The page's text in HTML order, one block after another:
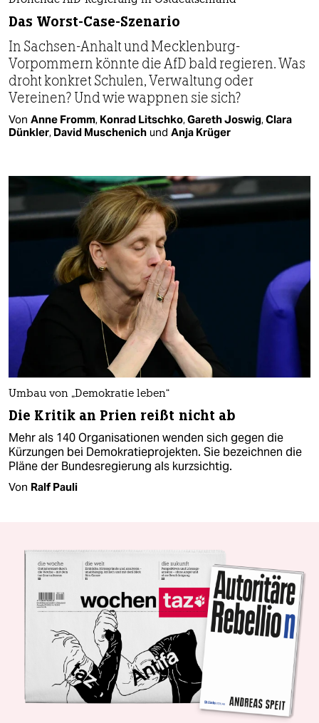
Das Worst-Case-Szenario
In Sachsen-Anhalt und Mecklenburg-
Vorpommern könnte die AfD bald regieren. Was
droht konkret Schulen, Verwaltung oder
Vereinen? Und wie wappnen sie sich?
Von Anne Fromm, Konrad Litschko,Gareth Joswig,Clara
Dünkler, David Muschenich und Anja Krüger
Umbau von „Demokratie leben“
Die Kritik an Prien reißt nicht ab
Mehr als 140 Organisationen wenden sich gegen die
Kürzungen bei Demokratieprojekten. Sie bezeichnen die
Pläne der Bundesregierung als kurzsichtig.
Von Ralf Pauli